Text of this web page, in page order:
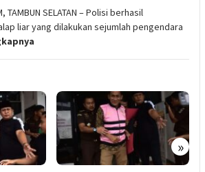
TAMBUN SELATAN – Polisi berhasil
liar yang dilakukan sejumlah pengendara
»